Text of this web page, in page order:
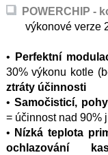
POWERCHIP -
výkonové verze
• Perfektní
30% výkonu kotle
ztráty účinnosti
• Samočisticí,
= účinnost nad 90%
• Nízká teplota
ochlazování